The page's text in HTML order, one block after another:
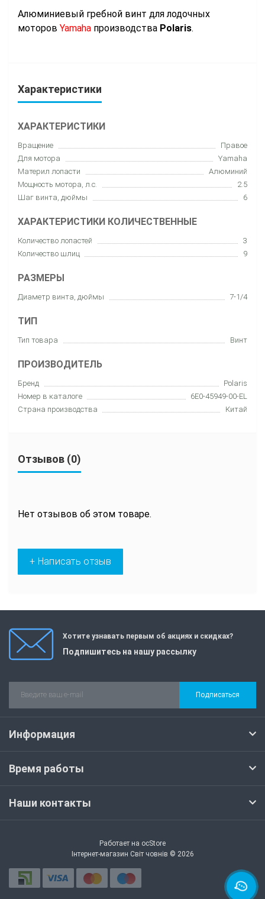
Алюминиевый гребной винт для лодочных
моторов Yamaha производства Polaris.
Характеристики
ХАРАКТЕРИСТИКИ
Вращение
Правое
Для мотора
Yamaha
Материл лопасти
Алюминий
Мощность мотора, л.с.
2.5
Шаг винта, дюймы
6
ХАРАКТЕРИСТИКИ КОЛИЧЕСТВЕННЫЕ
Количество лопастей
3
Количество шлиц
9
РАЗМЕРЫ
Диаметр винта, дюймы 7-1/4
ТИП
Тип товара Винт
ПРОИЗВОДИТЕЛЬ
Бренд
Polaris
Номер в каталоге
6E0-45949-00-EL
Страна производства
Китай
Отзывов (0)
Нет отзывов об этом товаре.
+ Написать отзыв
Хотите узнавать первым об акциях и скидках?
Подпишитесь на нашу рассылку
Подписаться
Информация
Время работы
Наши контакты
Работает на ocStore
Інтернет-магазин Світ човнів © 2026